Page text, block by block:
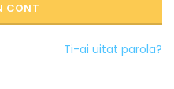
CONT
Ti-ai uitat parola?